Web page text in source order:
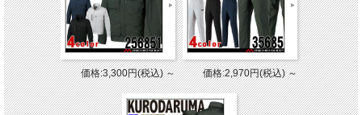
価格:3,300円(税込)～ 価格:2,970円(税込)～